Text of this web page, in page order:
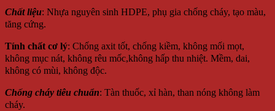
Chất liệu: Nhựa nguyên sinh HDPE, phụ gia chống cháy, tạo màu,
tăng cứng.
Tính chất cơ lý: Chống axit tốt, chống kiềm, không mối mọt,
không mục nát, không rêu mốc,không hấp thu nhiệt. Mềm, dai,
không có mùi, không độc.
Chống cháy tiêu chuẩn: Tàn thuốc, xỉ hàn, than nóng không làm
cháy.